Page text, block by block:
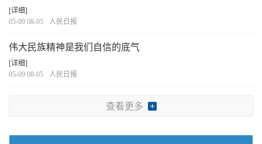
[详细]
05-09 08-05
人民日报
伟大民族精神是我们自信的底气
[详细]
05-09 08-05
人民日报
查看更多